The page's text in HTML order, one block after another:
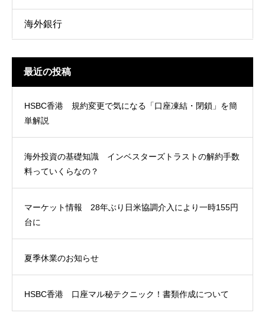
海外銀行
最近の投稿
HSBC香港 規約変更で気になる「口座凍結・閉鎖」を簡
単解説
海外投資の基礎知識 インベスターズトラストの解約手数
料っていくらなの？
マーケット情報 28年ぶり日米協調介入により一時155円
台に
夏季休業のお知らせ
HSBC香港 口座マル秘テクニック！書類作成について